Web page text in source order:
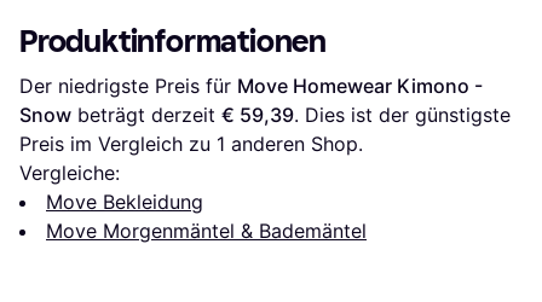
Produktinformationen
Der niedrigste Preis für Move Homewear Kimono -
Snow beträgt derzeit € 59,39. Dies ist der günstigste
Preis im Vergleich zu 1 anderen Shop.
Vergleiche:
Move Bekleidung
Move Morgenmäntel & Bademäntel